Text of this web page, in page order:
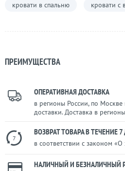
кровати в спальню кровати с
ПРЕИМУЩЕСТВА
ОПЕРАТИВНАЯ ДОСТАВКА
в регионы России, по
доставки. Доставка в
7
ВОЗВРАТ ТОВАРА В ТЕЧЕНИЕ
в соответствии с законом
НАЛИЧНЫЙ И БЕЗНАЛИЧНЫЙ